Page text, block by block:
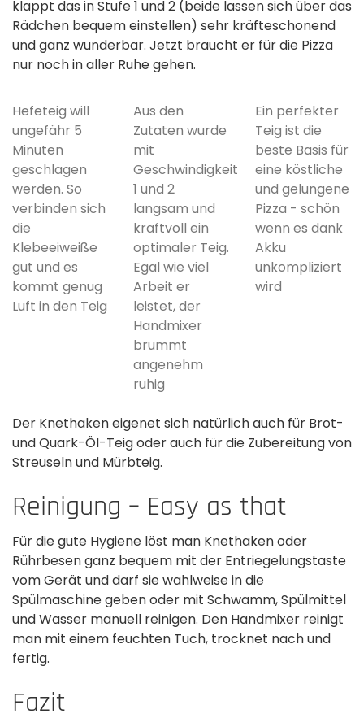
klappt das in Stufe 1 und 2 (beide lassen sich über das
Rädchen bequem einstellen) sehr kräfteschonend
und ganz wunderbar. Jetzt braucht er für die Pizza
nur noch in aller Ruhe gehen.
Hefeteig will
ungefähr 5
Minuten
geschlagen
werden. So
verbinden sich
die
Klebeeiweiße
gut und es
kommt genug
Luft in den Teig
Aus den
Zutaten wurde
mit
Geschwindigkeit
1 und 2
langsam und
kraftvoll ein
optimaler Teig.
Egal wie viel
Arbeit er
leistet, der
Handmixer
brummt
angenehm
ruhig
Ein perfekter
Teig ist die
beste Basis für
eine köstliche
und gelungene
Pizza - schön
wenn es dank
Akku
unkompliziert
wird
Der Knethaken eigenet sich natürlich auch für Brot-
und Quark-Öl-Teig oder auch für die Zubereitung von
Streuseln und Mürbteig.
Reinigung – Easy as that
Für die gute Hygiene löst man Knethaken oder
Rührbesen ganz bequem mit der Entriegelungstaste
vom Gerät und darf sie wahlweise in die
Spülmaschine geben oder mit Schwamm, Spülmittel
und Wasser manuell reinigen. Den Handmixer reinigt
man mit einem feuchten Tuch, trocknet nach und
fertig.
Fazit